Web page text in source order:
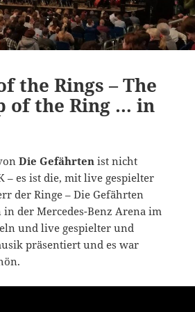
the Rings – The
of the Ring … in
Die Gefährten ist nicht
– es ist die, mit live gespielter
der Ringe – Die Gefährten
der Mercedes-Benz Arena im
und live gespielter und
präsentiert und es war